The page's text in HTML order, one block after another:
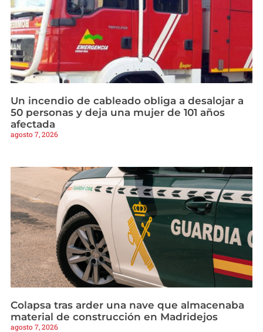
Un incendio de cableado obliga a desalojar a
50 personas y deja una mujer de 101 años
afectada
agosto 7, 2026
Colapsa tras arder una nave que almacenaba
material de construcción en Madridejos
agosto 7, 2026